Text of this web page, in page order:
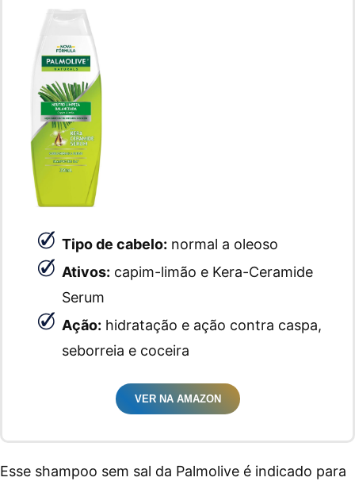
Tipo de cabelo: normal a oleoso
Ativos: capim-limão e Kera-Ceramide
Serum
Ação: hidratação e ação contra caspa,
seborreia e coceira
VER NA AMAZON
Esse shampoo sem sal da Palmolive é indicado para